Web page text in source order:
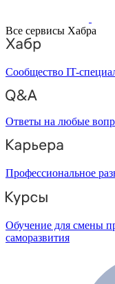
Все сервисы Хабра
Сообщество IT-
Ответы на любые
Профессиональное
Обучение для смены
саморазвития